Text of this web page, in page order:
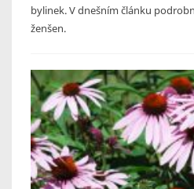
bylinek. V dnešním článku
ženšen.